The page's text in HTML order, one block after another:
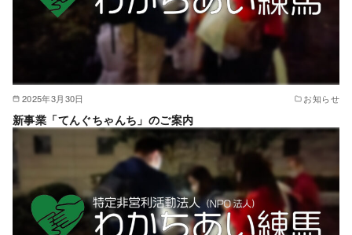
2025年3月30日 お知らせ
新事業「てんぐちゃんち」のご案内